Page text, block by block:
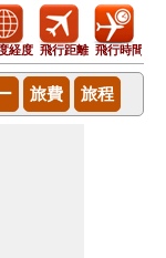
経度 飛行距離 飛行時間
旅費 旅程